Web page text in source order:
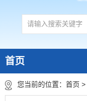
首页
您当前的位置： 首页 >